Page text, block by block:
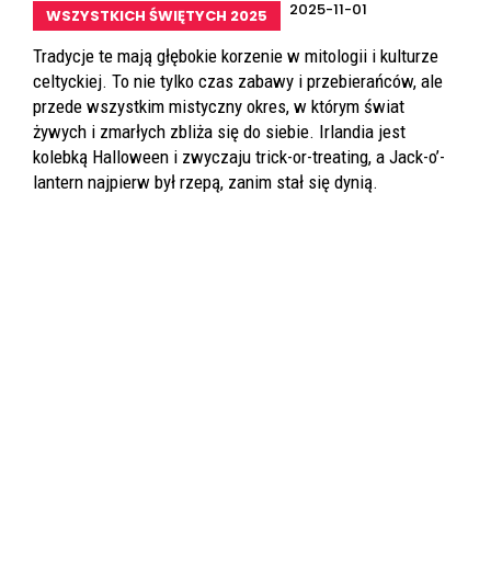
WSZYSTKICH ŚWIĘTYCH 2025 2025-11-01
Tradycje te mają głębokie korzenie w mitologii i kulturze
celtyckiej. To nie tylko czas zabawy i przebierańców, ale
przede wszystkim mistyczny okres, w którym świat
żywych i zmarłych zbliża się do siebie. Irlandia jest
kolebką Halloween i zwyczaju trick-or-treating, a Jack-o’-
lantern najpierw był rzepą, zanim stał się dynią.